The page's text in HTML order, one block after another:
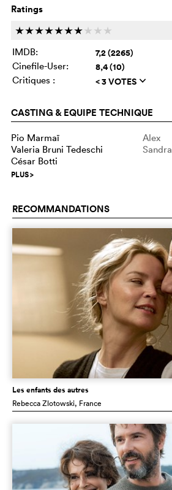
Ratings
ccccccc c c c
IMDB:
7,2 (2265)
Cinefile-User: 8,4 (10)
Critiques : < 3 VOTES q
CASTING & EQUIPE TECHNIQUE
Pio Marmaï
Alex
Valeria Bruni Tedeschi
Sandra
César Botti
PLUS>
RECOMMANDATIONS
Les enfants des autres
Rebecca Zlotowski, France